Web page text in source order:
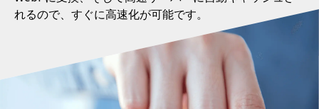
画像ファイルを自動的に圧縮＆変換
JPG/PNGファイルであれば、サーバーにアップロードす
るだけで自動的に圧縮され、次世代フォーマットの
WebPに変換、そして高速サーバーに自動キャッシュさ
れるので、すぐに高速化が可能です。